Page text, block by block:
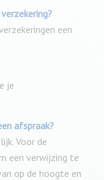
een
je
afspraak?
Voor de
een verwijzing te
op de hoogte en